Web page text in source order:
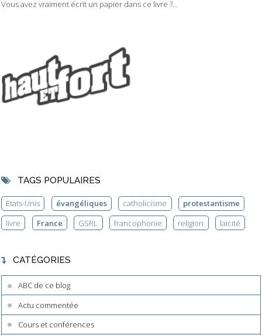
Vous avez vraiment écrit un papier dans ce livre ?...
TAGS POPULAIRES
Etats-Unis évangéliques catholicisme
protestantisme
livre
France GSRL francophonie religion laïcité
CATÉGORIES
ABC de ce blog
Actu commentée
Cours et conférences